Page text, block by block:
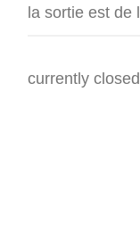
la sortie est de
currently